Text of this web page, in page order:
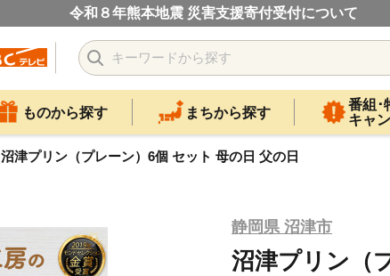
令和８年熊本地震 災害支援寄付受付について
ものから探す まちから探す
番組･
キャ
沼津プリン（プレーン）6個 セット 母の日 父の日
静岡県 沼津市
沼津プリン（